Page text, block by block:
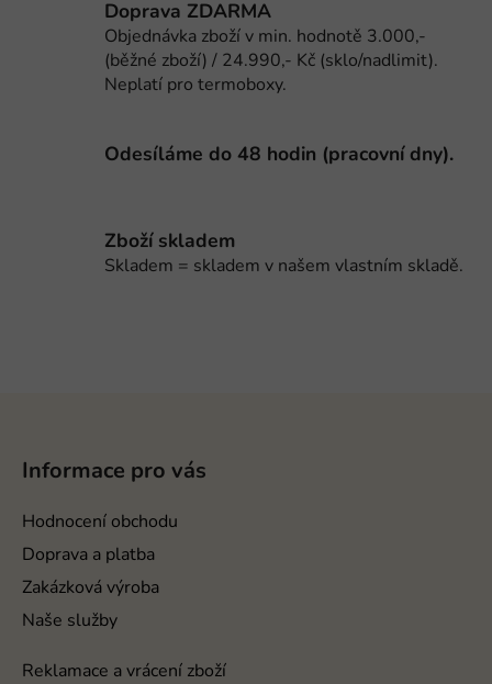
k
y
v
ý
i
s
Doprava ZDARMA
Objednávka zboží v min. hodnotě 3.000,-
(běžné zboží) / 24.990,- Kč (sklo/nadlimit).
Neplatí pro termoboxy.
Odesíláme do 48 hodin (pracovní dny).
Zboží skladem
Skladem = skladem v našem vlastním skladě.
Informace pro vás
Hodnocení obchodu
Doprava a platba
Zakázková výroba
Naše služby
Reklamace a vrácení zboží